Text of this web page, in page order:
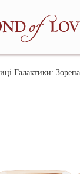
Галактики: